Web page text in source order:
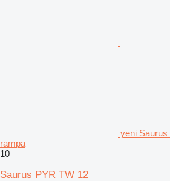
yeni
rampa
10
Saurus PYR TW 12